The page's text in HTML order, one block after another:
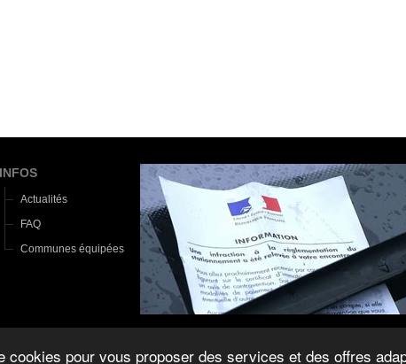
pour vous proposer des services et des offres
INFOS
Actualités
FAQ
Communes équipées